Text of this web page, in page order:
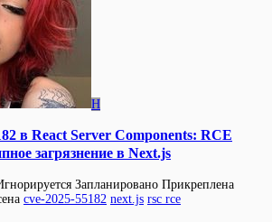
H
в React Server Components: RCE
загрязнение в Next.js
Запланировано Прикреплена
cve-2025-55182 next.js rsc rce